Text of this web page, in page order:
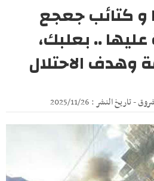
و كتائب جعجع
.. بعلبك،
وهدف الاحتلال
النشر : 2025/11/26